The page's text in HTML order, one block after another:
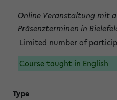
Online Veranstaltung mit
Präsenzterminen in
Limited number of
Course taught in English